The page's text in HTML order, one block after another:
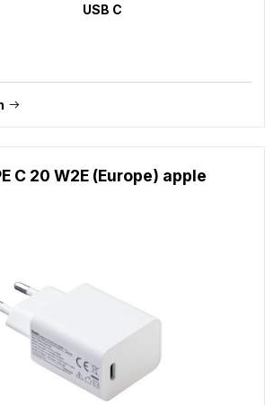
USB C
C 20 W2E (Europe) apple